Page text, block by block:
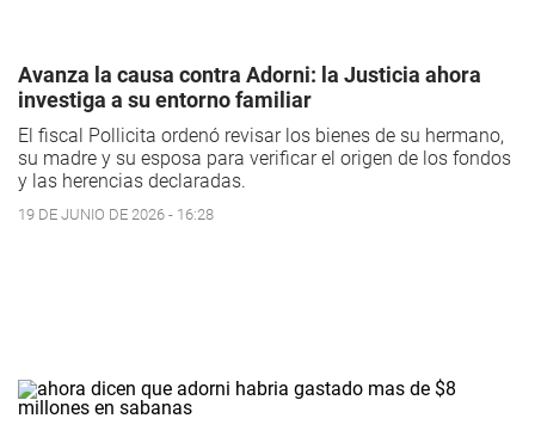
Avanza la causa contra Adorni: la Justicia ahora
investiga a su entorno familiar
El fiscal Pollicita ordenó revisar los bienes de su hermano,
su madre y su esposa para verificar el origen de los fondos
y las herencias declaradas.
19 DE JUNIO DE 2026 - 16:28